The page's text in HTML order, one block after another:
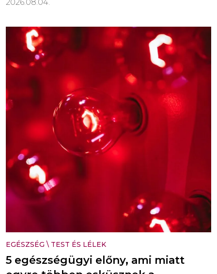
2026.08.04.
EGÉSZSÉG \ TEST ÉS LÉLEK
5 egészségügyi előny, ami miatt